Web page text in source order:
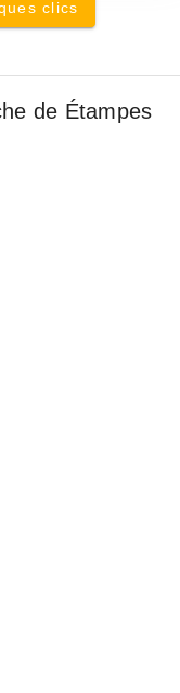
clics
de Étampes